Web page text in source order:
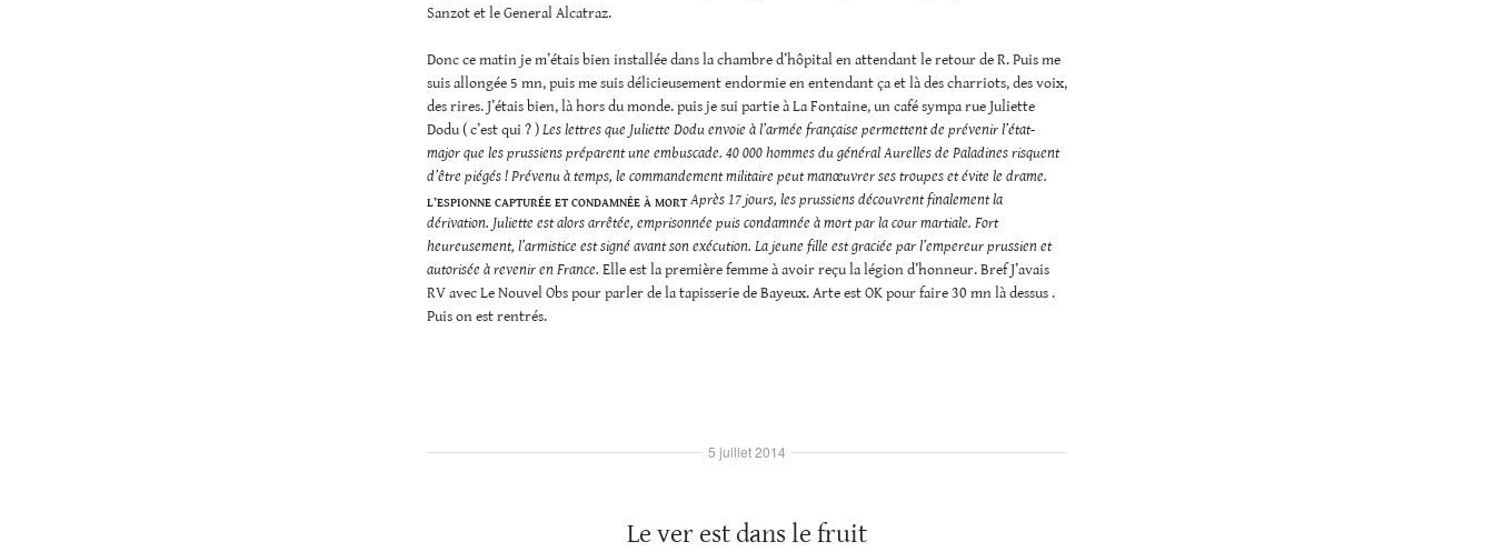
Sanzot et le General Alcatraz.
Donc ce matin je m’étais bien installée dans la chambre d’hôpital en attendant le retour de R. Puis me
suis allongée 5 mn, puis me suis délicieusement endormie en entendant ça et là des charriots, des voix,
des rires. J’étais bien, là hors du monde. puis je sui partie à La Fontaine, un café sympa rue Juliette
Dodu ( c’est qui ? )Les lettres que Juliette Dodu envoie à l’armée française permettent de prévenir l’état-
major que les prussiens préparent une embuscade. 40 000 hommes du général Aurelles de Paladinesrisquent
d’être piégés ! Prévenu à temps, le commandement militaire peut manœuvrer ses troupes et évite le drame.
L’ESPIONNE CAPTURÉE ET CONDAMNÉE À MORT Après 17 jours, les prussiens découvrent finalement la
dérivation. Juliette est alors arrêtée, emprisonnée puis condamnée à mort par la cour martiale. Fort
heureusement, l’armistice est signé avant son exécution. La jeune fille est graciée par l’empereur prussien et
autorisée à revenir en France. Elle est la première femme à avoir reçu la légion d’honneur. Bref J’avais
RV avec Le Nouvel Obs pour parler de la tapisserie de Bayeux. Arte est OK pour faire 30 mn là dessus .
Puis on est rentrés.
Le ver est dans le fruit
5 juillet 2014